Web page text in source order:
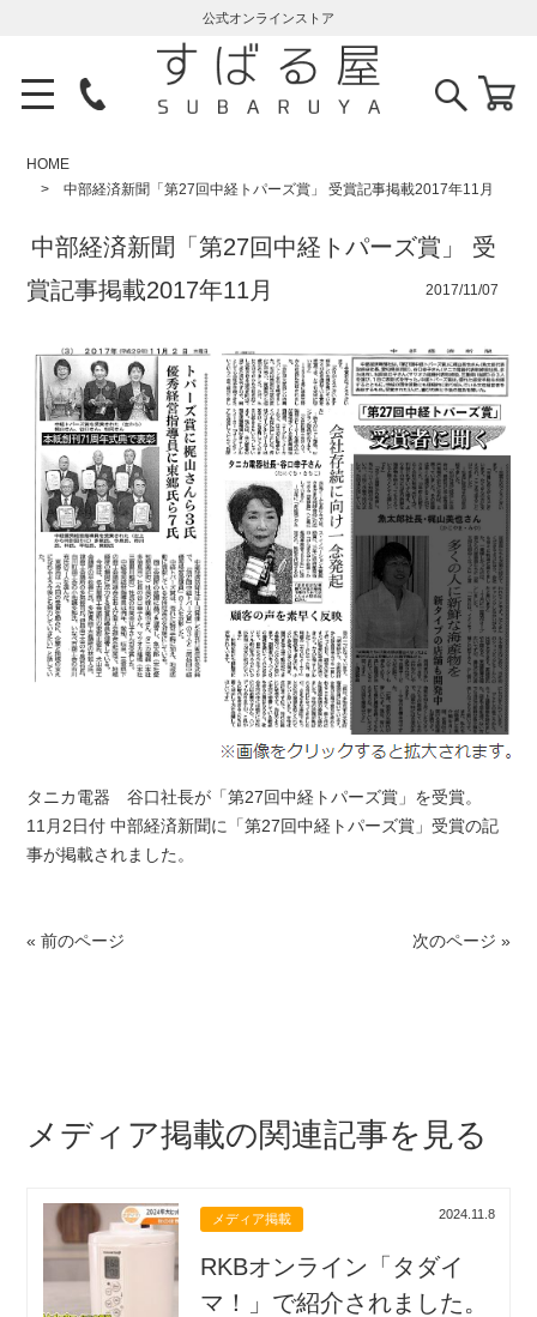
公式オンラインストア
HOME
中部経済新聞「第27回中経トパーズ賞」 受賞記事掲載2017年11月
中部経済新聞「第27回中経トパーズ賞」 受
賞記事掲載2017年11月
2017/11/07
タニカ電器 谷口社長が「第27回中経トパーズ賞」を受賞。
11月2日付 中部経済新聞に「第27回中経トパーズ賞」受賞の記
事が掲載されました。
« 前のページ 次のページ »
メディア掲載の関連記事を見る
メディア掲載 2024.11.8
RKBオンライン「タダイ
マ！」で紹介されました。